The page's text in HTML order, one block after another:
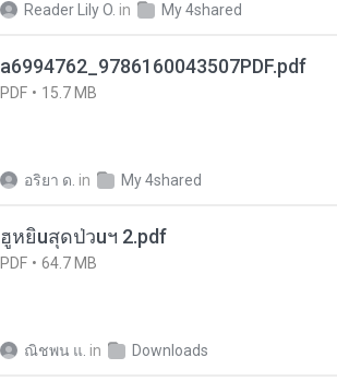
Reader Lily O. in My 4shared
a6994762_9786160043507PDF.pdf
PDF 15.7 MB
อริยา ด. in My 4shared
ฮูหยิuสุดป่วuฯ 2.pdf
PDF 64.7 MB
ณิชพน แ. in Downloads